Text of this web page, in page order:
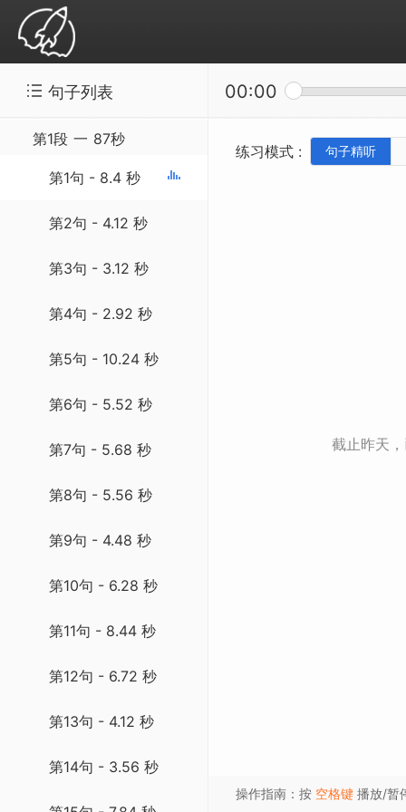
精听听写：SSS-20140909 Historic
句子列表 00:00
第1段 一 87秒
第1句 - 8.4 秒
第2句 - 4.12 秒
第3句 - 3.12 秒
第4句 - 2.92 秒
第5句 - 10.24 秒
第6句 - 5.52 秒
第7句 - 5.68 秒
第8句 - 5.56 秒
第9句 - 4.48 秒
第10句 - 6.28 秒
第11句 - 8.44 秒
第12句 - 6.72 秒
第13句 - 4.12 秒
第14句 - 3.56 秒
练习模式 : 句子精听
截止昨天
操作指南：按 空格键 播放/暂